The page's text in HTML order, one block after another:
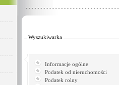
Wyszukiwarka
Informacje ogólne
Podatek od nieruchomości
Podatek rolny